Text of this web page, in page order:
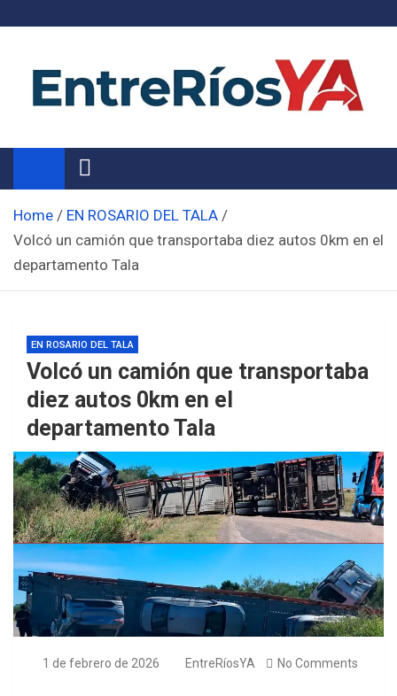
Noticias de Entre Ríos
Información de toda la provincia ahora
Home
EN ROSARIO DEL TALA
Volcó un camión que transportaba diez autos 0km en el
departamento Tala
EN ROSARIO DEL TALA
Volcó un camión que transportaba
diez autos 0km en el
departamento Tala
1 de febrero de 2026 EntreRíosYA No Comments